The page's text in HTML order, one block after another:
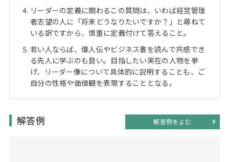
リーダーの定義に関わるこの質問は、いわば経営管理
者志望の人に「将来どうなりたいですか？」と尋ねて
いる訳ですから、慎重に定義付けて答えること。
若い人ならば、偉人伝やビジネス書を読んで共感でき
る先人に学ぶのも良い。目指したい実在の人物を挙
げ、リーダー像について具体的に説明することも、ご
自分の性格や価値観を表現することとなる。
解答例 解答例をよむ